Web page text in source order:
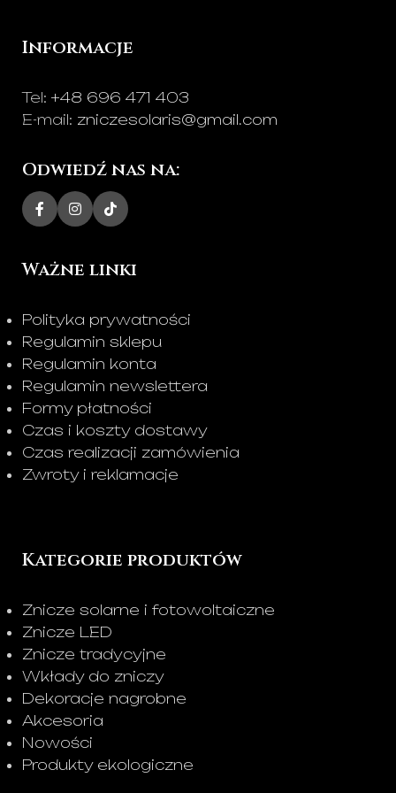
Informacje
Tel: +48 696 471 403
E-mail: zniczesolaris@gmail.com
Odwiedź nas na:
Ważne linki
Polityka prywatności
Regulamin sklepu
Regulamin konta
Regulamin newslettera
Formy płatności
Czas i koszty dostawy
Czas realizacji zamówienia
Zwroty i reklamacje
Kategorie produktów
Znicze solarne i fotowoltaiczne
Znicze LED
Znicze tradycyjne
Wkłady do zniczy
Dekoracje nagrobne
Akcesoria
Nowości
Produkty ekologiczne